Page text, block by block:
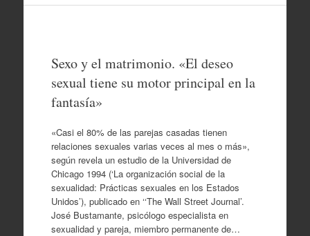
Sexo y el matrimonio. «El deseo
sexual tiene su motor principal en la
fantasía»
«Casi el 80% de las parejas casadas tienen
relaciones sexuales varias veces al mes o más»,
según revela un estudio de la Universidad de
Chicago 1994 (‘La organización social de la
sexualidad: Prácticas sexuales en los Estados
Unidos’), publicado en ‘‘The Wall Street Journal’.
José Bustamante, psicólogo especialista en
sexualidad y pareja, miembro permanente de…